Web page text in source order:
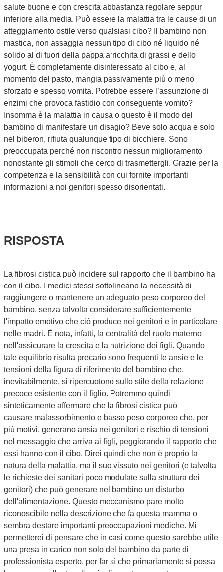
salute buone e con crescita abbastanza regolare seppur
inferiore alla media. Può essere la malattia tra le cause di un
atteggiamento ostile verso qualsiasi cibo? Il bambino non
mastica, non assaggia nessun tipo di cibo né liquido né
solido al di fuori della pappa arricchita di grassi e dello
yogurt. È completamente disinteressato al cibo e, al
momento del pasto, mangia passivamente più o meno
sforzato e spesso vomita. Potrebbe essere l’assunzione di
enzimi che provoca fastidio con conseguente vomito?
Insomma è la malattia in causa o questo è il modo del
bambino di manifestare un disagio? Beve solo acqua e solo
nel biberon, rifiuta qualunque tipo di bicchiere. Sono
preoccupata perché non riscontro nessun miglioramento
nonostante gli stimoli che cerco di trasmettergli. Grazie per la
competenza e la sensibilità con cui fornite importanti
informazioni a noi genitori spesso disorientati.
RISPOSTA
La fibrosi cistica può incidere sul rapporto che il bambino ha
con il cibo. I medici stessi sottolineano la necessità di
raggiungere o mantenere un adeguato peso corporeo del
bambino, senza talvolta considerare sufficientemente
l'impatto emotivo che ciò produce nei genitori e in particolare
nelle madri. È nota, infatti, la centralità del ruolo materno
nell'assicurare la crescita e la nutrizione dei figli. Quando
tale equilibrio risulta precario sono frequenti le ansie e le
tensioni della figura di riferimento del bambino che,
inevitabilmente, si ripercuotono sullo stile della relazione
precoce esistente con il figlio. Potremmo quindi
sinteticamente affermare che la fibrosi cistica può
causare malassorbimento e basso peso corporeo che, per
più motivi, generano ansia nei genitori e rischio di tensioni
nel messaggio che arriva ai figli, peggiorando il rapporto che
essi hanno con il cibo. Direi quindi che non è proprio la
natura della malattia, ma il suo vissuto nei genitori (e talvolta
le richieste dei sanitari poco modulate sulla struttura dei
genitori) che può generare nel bambino un disturbo
dell'alimentazione. Questo meccanismo pare molto
riconoscibile nella descrizione che fa questa mamma o
sembra destare importanti preoccupazioni mediche. Mi
permetterei di pensare che in casi come questo sarebbe utile
una presa in carico non solo del bambino da parte di
professionista esperto, per far sì che primariamente si possa